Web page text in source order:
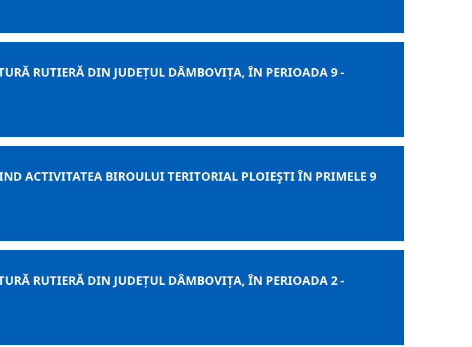
RUTIERĂ DIN JUDEȚUL DÂMBOVIȚA, ÎN PERIOADA 9 -
ACTIVITATEA BIROULUI TERITORIAL PLOIEŞTI ÎN PRIMELE 9
RUTIERĂ DIN JUDEȚUL DÂMBOVIȚA, ÎN PERIOADA 2 -